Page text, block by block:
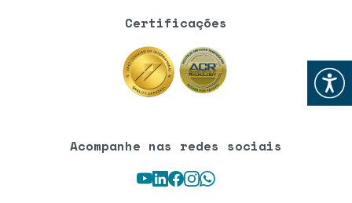
Abrir
Certificações
Acompanhe nas redes sociais
Youtube
LinkedIn
Facebook
Instagram
WhatsApp